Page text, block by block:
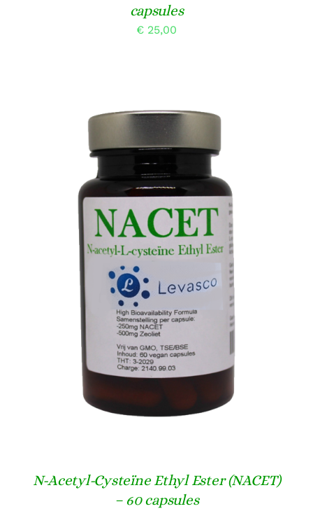
capsules
€ 25,00
TOEVOEGEN AAN WINKELWAGEN
DETAILS
N-Acetyl-Cysteïne Ethyl Ester (NACET)
– 60 capsules